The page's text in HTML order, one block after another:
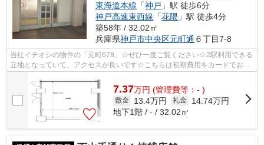
東海道本線 「神戸 」駅 徒歩6分
神戸高速東西線 「花隈 」駅 徒歩4分
築58年 / 32.02㎡
兵庫県神戸市中央区元町通 ６丁目7-8
当社イチオシの物件の「元町678」☆ぜひ一度ご覧ください☆2駅利用できる
立地となっていて、アクセスが良いです☆こちらは初期費用をカードでお支
7.37万円 (管理費等：- )
敷金 13.4万円 礼金
14.74万円
地下1階 / - / 32.02㎡